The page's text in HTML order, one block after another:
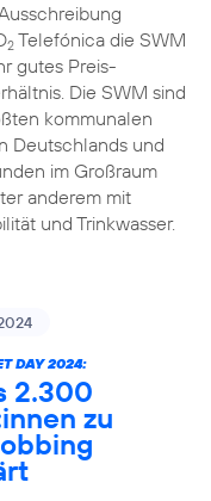
2Telefónica die SWM
gutes Preis-
Die SWM sind
kommunalen
Deutschlands und
im Großraum
anderem mit
und Trinkwasser.
DAY 2024:
2.300
zu